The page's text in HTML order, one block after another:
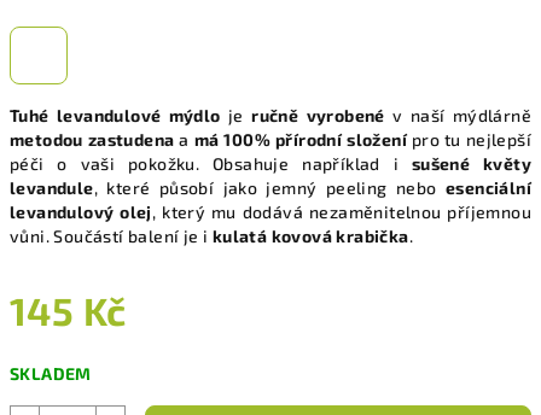
Tuhé levandulové mýdlo jeručně vyrobené v naší mýdlárně
metodou zastudena a má 100% přírodní složenípro tu nejlepší
péči o vaši pokožku. Obsahuje například i sušené květy
levandule, které působí jako jemný peeling nebo esenciální
levandulový olej, který mu dodává nezaměnitelnou příjemnou
vůni.Součástí balení je i kulatá kovová krabička.
145 Kč
cena:
SKLADEM